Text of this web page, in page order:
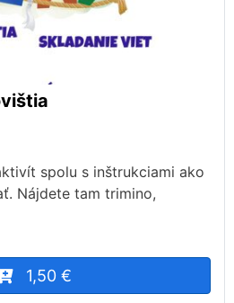
spolu s inštrukciami ako
Nájdete tam trimino,
1,50 €